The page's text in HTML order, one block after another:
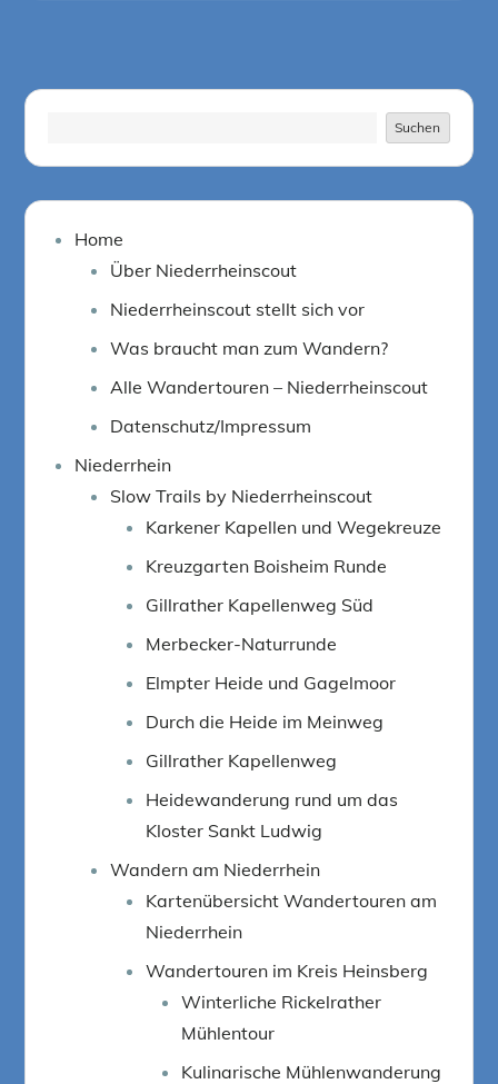
Suchen
Home
Über Niederrheinscout
Niederrheinscout stellt sich vor
Was braucht man zum Wandern?
Alle Wandertouren – Niederrheinscout
Datenschutz/Impressum
Niederrhein
Slow Trails by Niederrheinscout
Karkener Kapellen und Wegekreuze
Kreuzgarten Boisheim Runde
Gillrather Kapellenweg Süd
Merbecker-Naturrunde
Elmpter Heide und Gagelmoor
Durch die Heide im Meinweg
Gillrather Kapellenweg
Heidewanderung rund um das
Kloster Sankt Ludwig
Wandern am Niederrhein
Kartenübersicht Wandertouren am
Niederrhein
Wandertouren im Kreis Heinsberg
Winterliche Rickelrather
Mühlentour
Kulinarische Mühlenwanderung